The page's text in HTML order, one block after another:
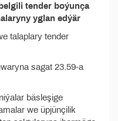
tender boýunça
yglan edýär
talaplary tender
sagat 23.59-a
bäsleşige
we üpjünçilik